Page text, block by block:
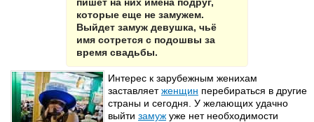
которые еще не замужем.
Выйдет замуж девушка, чьё
имя сотрется с подошвы за
время свадьбы.
Интерес к зарубежным женихам
заставляетженщин перебираться в другие
страны и сегодня. У желающих удачно
выйти замуж уже нет необходимости